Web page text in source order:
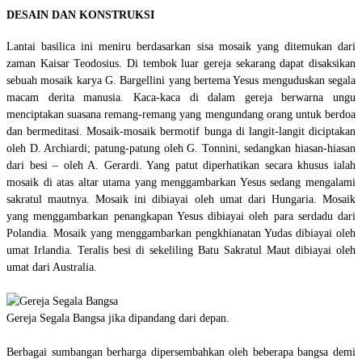
DESAIN DAN KONSTRUKSI
Lantai basilica ini meniru berdasarkan sisa mosaik yang ditemukan dari
zaman Kaisar Teodosius. Di tembok luar gereja sekarang dapat disaksikan
sebuah mosaik karya G. Bargellini yang bertema Yesus menguduskan segala
macam derita manusia. Kaca-kaca di dalam gereja berwarna ungu
menciptakan suasana remang-remang yang mengundang orang untuk berdoa
dan bermeditasi. Mosaik-mosaik bermotif bunga di langit-langit diciptakan
oleh D. Archiardi; patung-patung oleh G. Tonnini, sedangkan hiasan-hiasan
dari besi – oleh A. Gerardi. Yang patut diperhatikan secara khusus ialah
mosaik di atas altar utama yang menggambarkan Yesus sedang mengalami
sakratul mautnya. Mosaik ini dibiayai oleh umat dari Hungaria. Mosaik
yang menggambarkan penangkapan Yesus dibiayai oleh para serdadu dari
Polandia. Mosaik yang menggambarkan pengkhianatan Yudas dibiayai oleh
umat Irlandia. Teralis besi di sekeliling Batu Sakratul Maut dibiayai oleh
umat dari Australia.
Gereja Segala Bangsa jika dipandang dari depan.
Berbagai sumbangan berharga dipersembahkan oleh beberapa bangsa demi